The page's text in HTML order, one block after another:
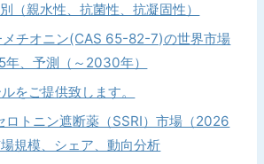
（親水性、抗菌性、抗凝固性）
チオニン(CAS 65-82-7)の世界市場
、予測（～2030年）
をご提供致します。
ロトニン遮断薬（SSRI）市場（2026
規模、シェア、動向分析